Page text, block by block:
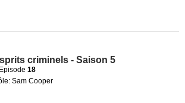
criminels - Saison 5
18
Sam Cooper